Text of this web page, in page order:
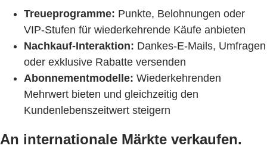
Treueprogramme: Punkte, Belohnungen oder
VIP-Stufen für wiederkehrende Käufe anbieten
Nachkauf-Interaktion: Dankes-E-Mails, Umfragen
oder exklusive Rabatte versenden
Abonnementmodelle: Wiederkehrenden
Mehrwert bieten und gleichzeitig den
Kundenlebenszeitwert steigern
An internationale Märkte verkaufen.